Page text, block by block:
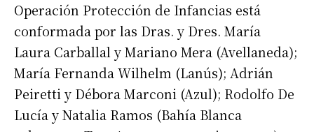
Operación Protección de Infancias está
conformada por las Dras. y Dres. María
Laura Carballal y Mariano Mera (Avellaneda);
María Fernanda Wilhelm (Lanús); Adrián
Peiretti y Débora Marconi (Azul); Rodolfo De
Lucía y Natalia Ramos (Bahía Blanca